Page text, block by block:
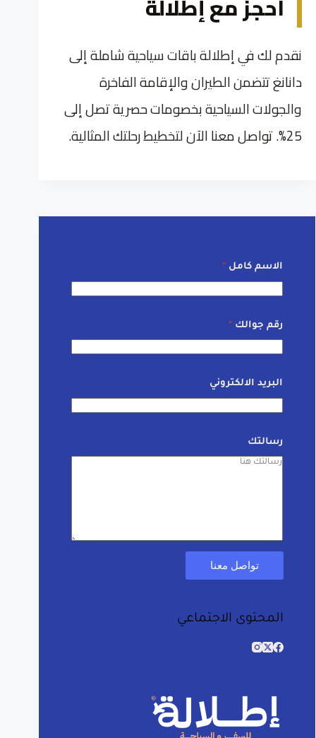
نقدم لك في إطلالة باقات سياحية شاملة إلى
دانانغ تتضمن الطيران والإقامة الفاخرة
والجولات السياحية بخصومات حصرية تصل إلى
25%. تواصل معنا الآن لتخطيط رحلتك المثالية.
الاسم كامل *
رقم جوالك *
البريد الالكتروني
رسالتك
تواصل معنا
t
e
المحتوى الاجتماعي